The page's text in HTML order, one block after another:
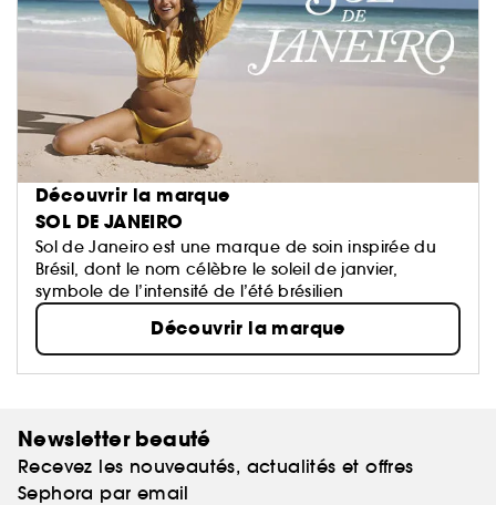
Découvrir la marque
SOL DE JANEIRO
Sol de Janeiro est une marque de soin inspirée du
Brésil, dont le nom célèbre le soleil de janvier,
symbole de l’intensité de l’été brésilien
Découvrir la marque
Newsletter beauté
Recevez les nouveautés, actualités et offres
Sephora par email